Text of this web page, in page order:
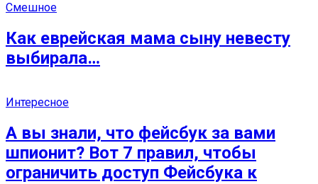
Смешное
Как еврейская мама сыну невесту
выбирала…
Интересное
А вы знали, что фейсбук за вами
шпионит? Вот 7 правил, чтобы
ограничить доступ Фейсбука к